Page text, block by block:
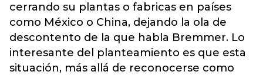
cerrando su plantas o fabricas en países
como México o China, dejando la ola de
descontento de la que habla Bremmer. Lo
interesante del planteamiento es que esta
situación, más allá de reconocerse como